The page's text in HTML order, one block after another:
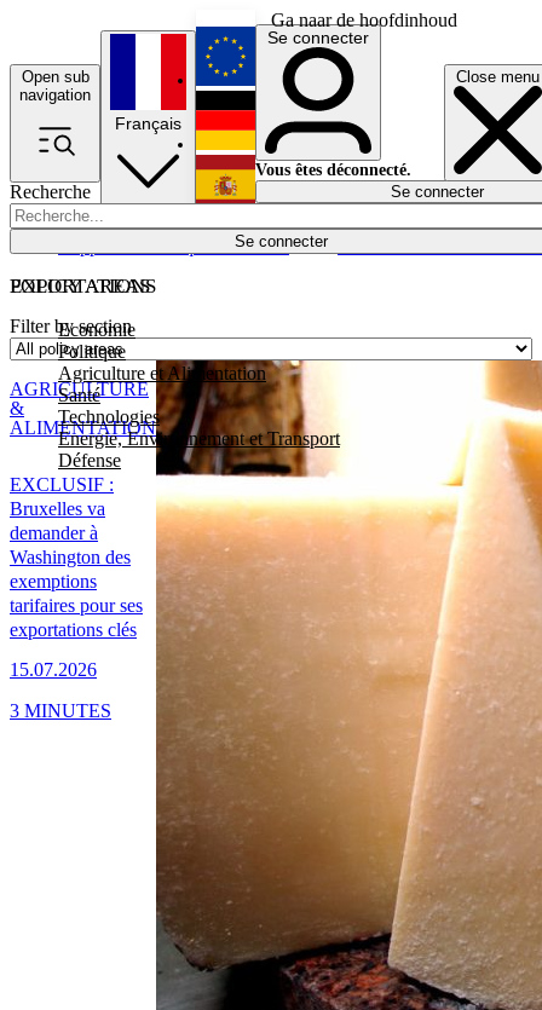
Ga naar de hoofdinhoud
Open sub
navigation
Close menu
Recherche
Se connecter
POLICY AREAS
Economie
Politique
Agriculture et Alimentation
Santé
Technologies
Energie, Environnement et Transport
Défense
Économie
Français
English
Deutsch
Español
Se connecter
Vous êtes déconnecté.
Se connecter
EXPORTATIONS
Filter by section
EXCLUSIF :
Bruxelles va
demander à
Washington des
exemptions
tarifaires pour ses
exportations clés
15.07.2026
AGRICULTURE
&
ALIMENTATION
3 MINUTES